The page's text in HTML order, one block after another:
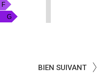
F
G
BIEN SUIVANT